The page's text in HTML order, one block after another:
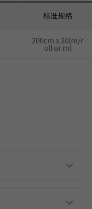
标准规格
200cm x 20(m/r
oll or m)